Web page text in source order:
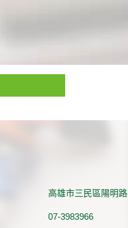
高雄市三民區陽明
07-3983966